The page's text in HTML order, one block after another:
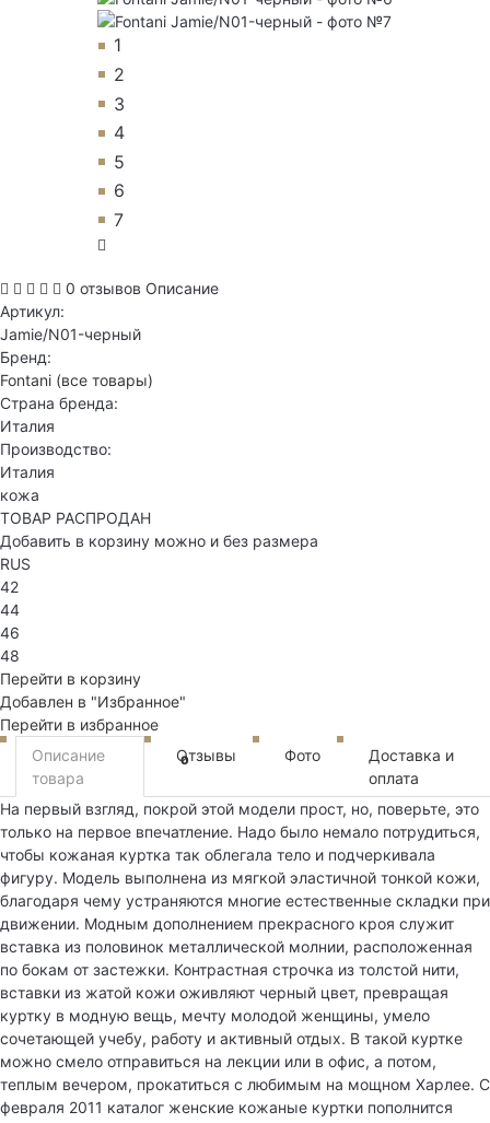
1
2
3
4
5
6
7
0 отзывов Описание
Артикул:
Jamie/N01-черный
Бренд:
Fontani (все товары)
Страна бренда:
Италия
Производство:
Италия
кожа
ТОВАР РАСПРОДАН
Добавить в корзину можно и без размера
RUS
42
44
46
48
Перейти в корзину
Добавлен в "Избранное"
Перейти в избранное
Описание
товара
Отзывы
0 Фото
Доставка и
оплата
На первый взгляд, покрой этой модели прост, но, поверьте, это
только на первое впечатление. Надо было немало потрудиться,
чтобы кожаная куртка так облегала тело и подчеркивала
фигуру. Модель выполнена из мягкой эластичной тонкой кожи,
благодаря чему устраняются многие естественные складки при
движении. Модным дополнением прекрасного кроя служит
вставка из половинок металлической молнии, расположенная
по бокам от застежки. Контрастная строчка из толстой нити,
вставки из жатой кожи оживляют черный цвет, превращая
куртку в модную вещь, мечту молодой женщины, умело
сочетающей учебу, работу и активный отдых. В такой куртке
можно смело отправиться на лекции или в офис, а потом,
теплым вечером, прокатиться с любимым на мощном Харлее. С
февраля 2011 каталог женские кожаные куртки пополнится